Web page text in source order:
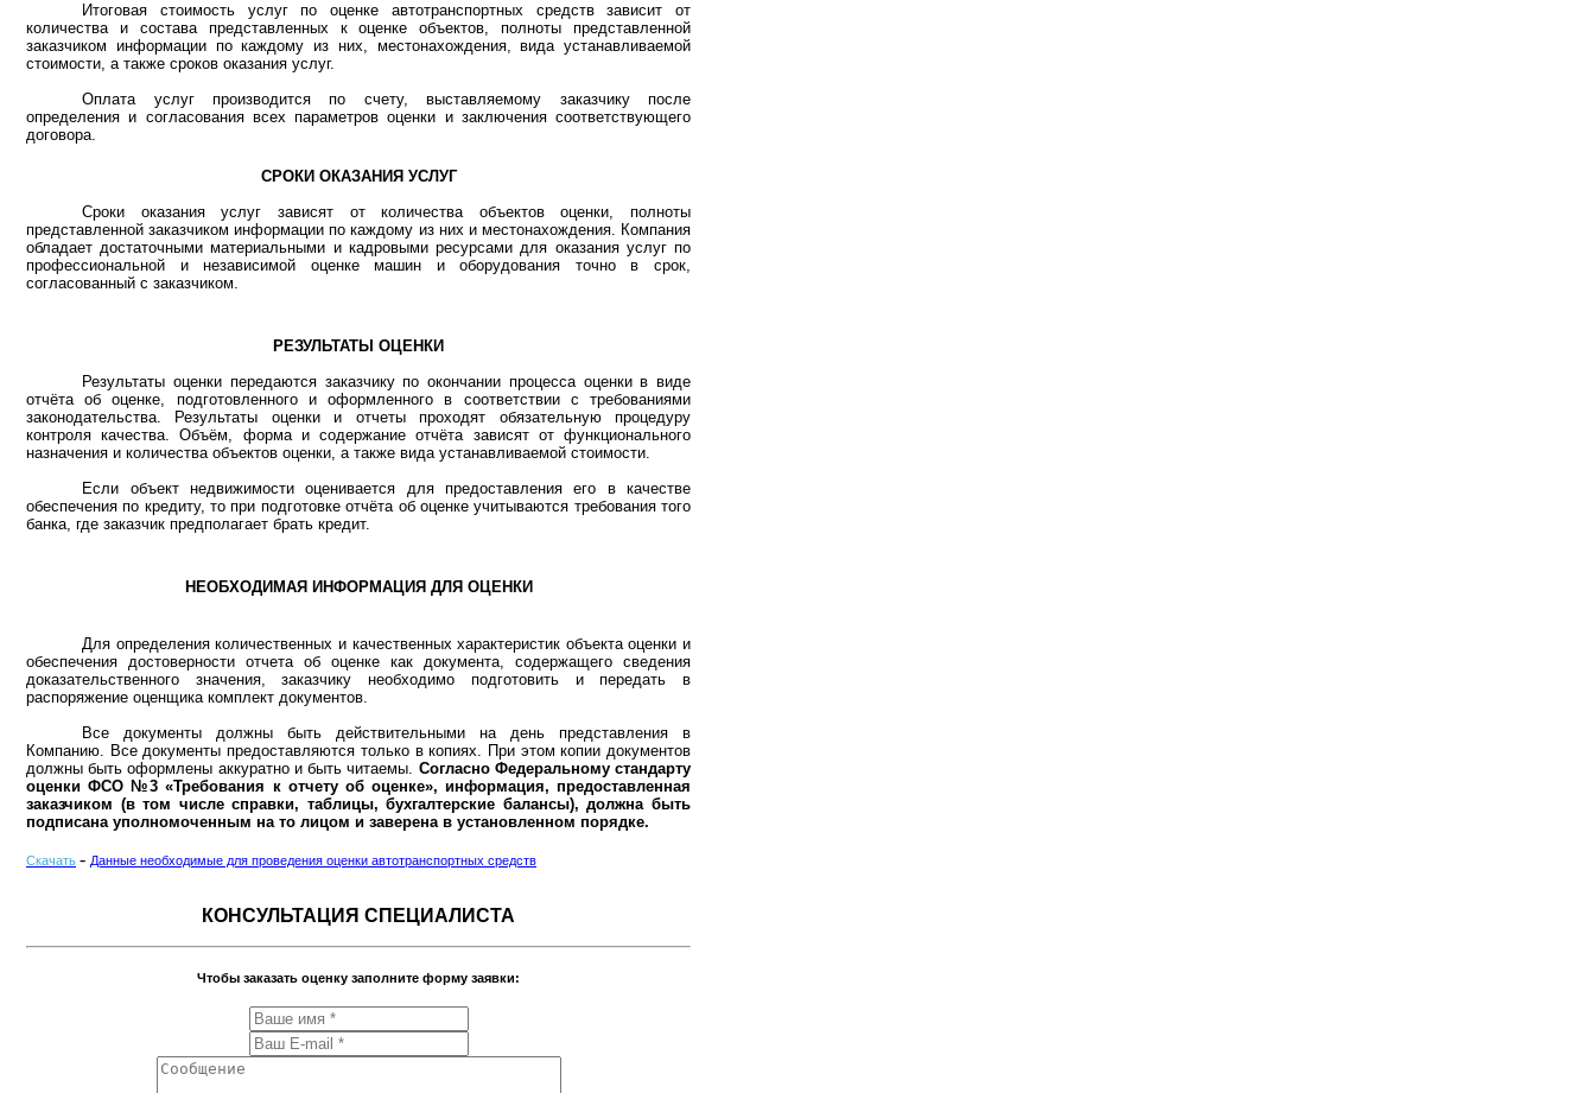
Итоговая стоимость услуг по оценке автотранспортных средств зависит от
количества и состава представленных к оценке объектов, полноты представленной
заказчиком информации по каждому из них, местонахождения, вида устанавливаемой
стоимости, а также сроков оказания услуг.
Оплата услуг производится по счету, выставляемому заказчику после
определения и согласования всех параметров оценки и заключения соответствующего
договора.
СРОКИ ОКАЗАНИЯ УСЛУГ
Сроки оказания услуг зависят от количества объектов оценки, полноты
представленной заказчиком информации по каждому из них и местонахождения. Компания
обладает достаточными материальными и кадровыми ресурсами для оказания услуг по
профессиональной и независимой оценке машин и оборудования точно в срок,
согласованный с заказчиком.
РЕЗУЛЬТАТЫ ОЦЕНКИ
Результаты оценки передаются заказчику по окончании процесса оценки в виде
отчёта об оценке, подготовленного и оформленного в соответствии с требованиями
законодательства. Результаты оценки и отчеты проходят обязательную процедуру
контроля качества. Объём, форма и содержание отчёта зависят от функционального
назначения и количества объектов оценки, а также вида устанавливаемой стоимости.
Если объект недвижимости оценивается для предоставления его в качестве
обеспечения по кредиту, то при подготовке отчёта об оценке учитываются требования того
банка, где заказчик предполагает брать кредит.
НЕОБХОДИМАЯ ИНФОРМАЦИЯ ДЛЯ ОЦЕНКИ
Для определения количественных и качественных характеристик объекта оценки и
обеспечения достоверности отчета об оценке как документа, содержащего сведения
доказательственного значения, заказчику необходимо подготовить и передать в
распоряжение оценщика комплект документов.
Все документы должны быть действительными на день представления в
Компанию. Все документы предоставляются только в копиях. При этом копии документов
должны быть оформлены аккуратно и быть читаемы. Согласно Федеральному стандарту
оценки ФСО №3 «Требования к отчету об оценке», информация, предоставленная
заказчиком (в том числе справки, таблицы, бухгалтерские балансы), должна быть
подписана уполномоченным на то лицом и заверена в установленном порядке.
Скачать - Данные необходимые для проведения оценки автотранспортных средств
КОНСУЛЬТАЦИЯ СПЕЦИАЛИСТА
Чтобы заказать оценку заполните форму заявки: